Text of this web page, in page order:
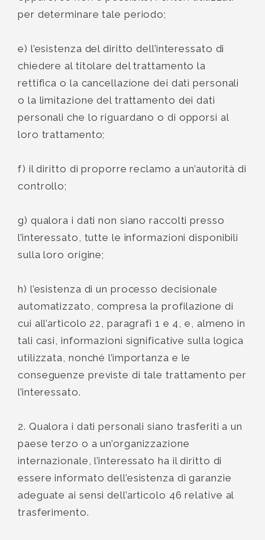
per determinare tale periodo;
e) l’esistenza del diritto dell’interessato di
chiedere al titolare del trattamento la
rettifica o la cancellazione dei dati personali
o la limitazione del trattamento dei dati
personali che lo riguardano o di opporsi al
loro trattamento;
f) il diritto di proporre reclamo a un’autorità di
controllo;
g) qualora i dati non siano raccolti presso
l’interessato, tutte le informazioni disponibili
sulla loro origine;
h) l’esistenza di un processo decisionale
automatizzato, compresa la profilazione di
cui all’articolo 22, paragrafi 1 e 4, e, almeno in
tali casi, informazioni significative sulla logica
utilizzata, nonché l’importanza e le
conseguenze previste di tale trattamento per
l’interessato.
2. Qualora i dati personali siano trasferiti a un
paese terzo o a un’organizzazione
internazionale, l’interessato ha il diritto di
essere informato dell’esistenza di garanzie
adeguate ai sensi dell’articolo 46 relative al
trasferimento.